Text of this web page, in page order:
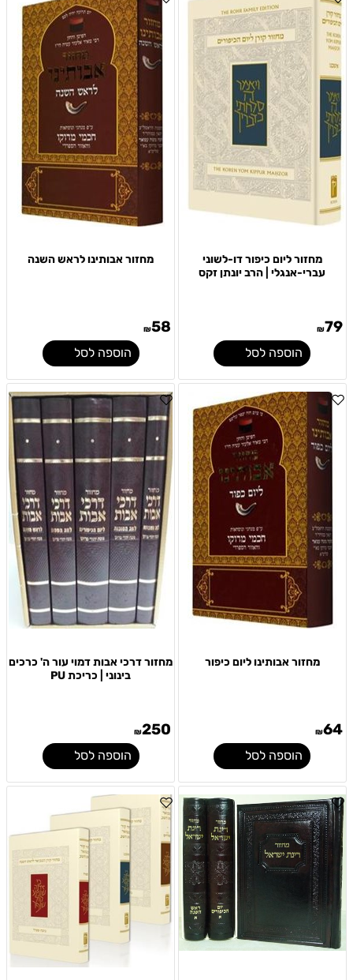
מחזור ליום כיפור דו-לשוני
עברי-אנגלי | הרב יונתן זקס
₪79
הוספה לסל
מחזור אבותינו לראש השנה
₪58
הוספה לסל
מחזור אבותינו ליום כיפור
₪64
הוספה לסל
מחזור דרכי אבות דמוי עור ה' כרכים
בינוני | כריכת PU
₪250
הוספה לסל